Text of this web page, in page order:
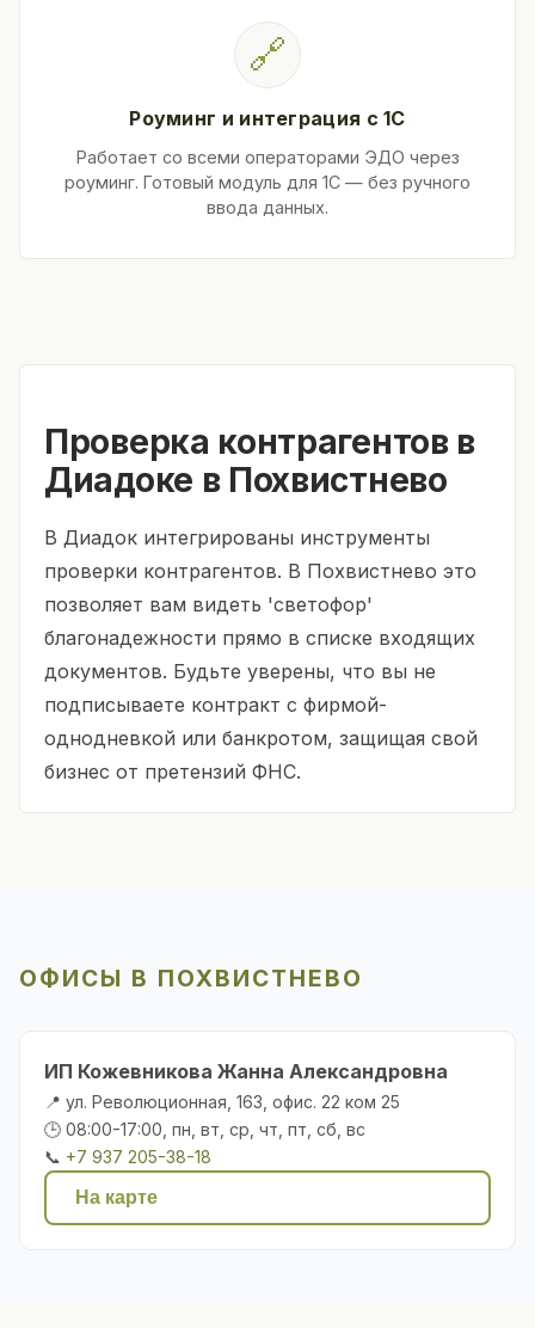
🔗
Роуминг и интеграция с 1С
Работает со всеми операторами ЭДО через
роуминг. Готовый модуль для 1С — без ручного
ввода данных.
Проверка контрагентов в
Диадоке в Похвистнево
В Диадок интегрированы инструменты
проверки контрагентов. В Похвистнево это
позволяет вам видеть 'светофор'
благонадежности прямо в списке входящих
документов. Будьте уверены, что вы не
подписываете контракт с фирмой-
однодневкой или банкротом, защищая свой
бизнес от претензий ФНС.
ОФИСЫ В ПОХВИСТНЕВО
ИП Кожевникова Жанна Александровна
📍 ул. Революционная, 163, офис. 22 ком 25
🕒 08:00-17:00, пн, вт, ср, чт, пт, сб, вс
📞 +7 937 205-38-18
На карте